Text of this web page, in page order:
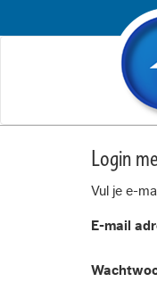
Login
Vul je e-
E-mail